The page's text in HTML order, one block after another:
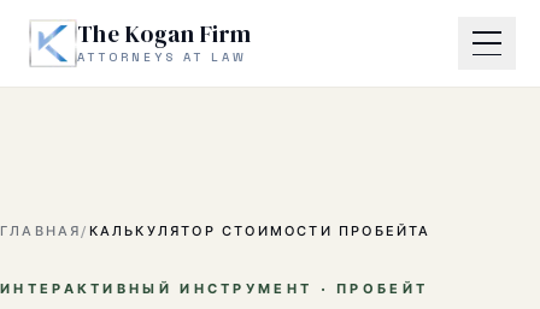
The Kogan Firm
ATTORNEYS AT LAW
Практика
ГЛАВНАЯ/ КАЛЬКУЛЯТОР СТОИМОСТИ ПРОБЕЙТА
ИНТЕРАКТИВНЫЙ ИНСТРУМЕНТ · ПРОБЕЙТ